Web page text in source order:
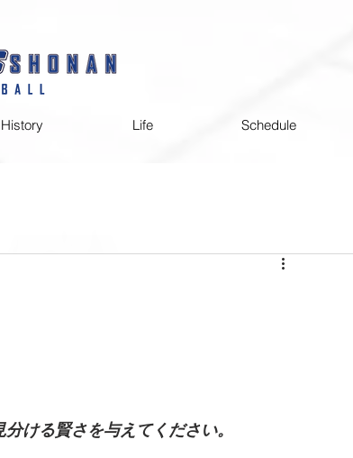
History Life Schedule
ける賢さを与えてください。